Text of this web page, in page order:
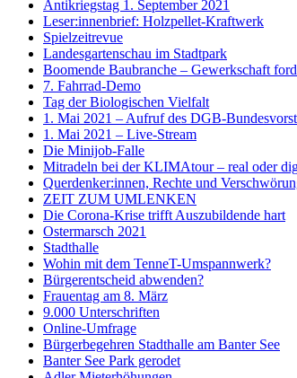
Antikriegstag 1. September 2021
Leser:innenbrief: Holzpellet-Kraftwerk
Spielzeitrevue
Landesgartenschau im Stadtpark
Boomende Baubranche – Gewerkschaft
7. Fahrrad-Demo
Tag der Biologischen Vielfalt
1. Mai 2021 – Aufruf des DGB-
1. Mai 2021 – Live-Stream
Die Minijob-Falle
Mitradeln bei der KLIMAtour – real oder
Querdenker:innen, Rechte und
ZEIT ZUM UMLENKEN
Die Corona-Krise trifft Auszubildende hart
Ostermarsch 2021
Stadthalle
Wohin mit dem TenneT-Umspannwerk?
Bürgerentscheid abwenden?
Frauentag am 8. März
9.000 Unterschriften
Online-Umfrage
Bürgerbegehren Stadthalle am Banter See
Banter See Park gerodet